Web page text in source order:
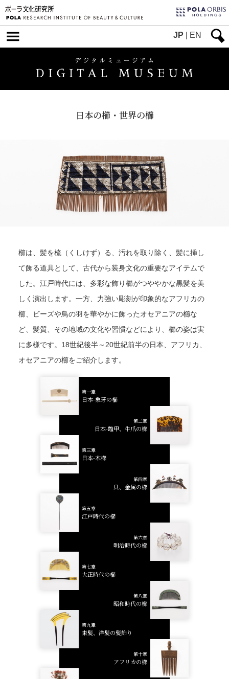
JP EN
日本の櫛・世界の櫛
櫛は、髪を梳（くしけず）る、汚れを取り除く、髪に挿し
て飾る道具として、古代から装身文化の重要なアイテムで
した。江戸時代には、多彩な飾り櫛がつややかな黒髪を美
しく演出します。一方、力強い彫刻が印象的なアフリカの
櫛、ビーズや鳥の羽を華やかに飾ったオセアニアの櫛な
ど、髪質、その地域の文化や習慣などにより、櫛の姿は実
に多様です。18世紀後半～20世紀前半の日本、アフリカ、
オセアニアの櫛をご紹介します。
第一章
日本-象牙の櫛
第二章
日本-鼈甲、牛爪の櫛
第三章
日本-木櫛
第四章
貝、金属の櫛
第五章
江戸時代の櫛
第六章
明治時代の櫛
第七章
大正時代の櫛
第八章
昭和時代の櫛
第九章
束髪、洋髪の髪飾り
第十章
アフリカの櫛